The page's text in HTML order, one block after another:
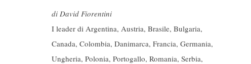
di David Fiorentini
I leader di Argentina, Austria, Brasile, Bulgaria,
Canada, Colombia, Danimarca, Francia, Germania,
Ungheria, Polonia, Portogallo, Romania, Serbia,